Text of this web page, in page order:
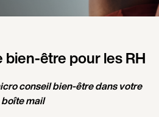
être pour les RH
conseil bien-être dans votre
boîte mail